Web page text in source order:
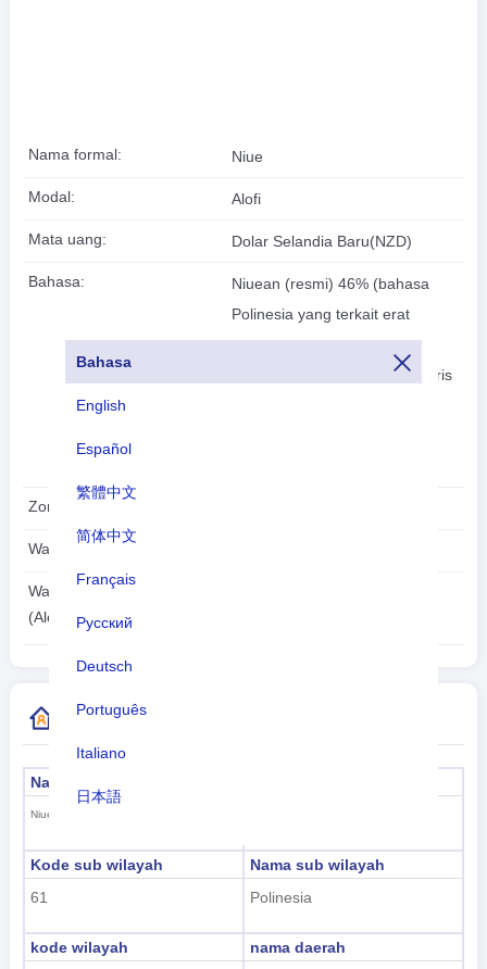
Bahasa
English
Español
繁體中文
简体中文
Français
Русский
Deutsch
Português
Italiano
日本語
tiếng Việt
Nama formal: Niue
Modal: Alofi
Mata uang: Dolar Selandia Baru(NZD)
Bahasa:
Niuean (resmi) 46% (bahasa
Polinesia yang terkait erat
dengan Tonga dan Samoa),
Niuean dan Inggris 32%, Inggris
Zona waktu:
Waktu musim panas:
Waktu lokal:
(Alofi)
Informasi Kode Negara Lainnya
Nama formal
Niue
Kode sub wilayah
61
Nama sub wilayah
Polinesia
kode wilayah
nama daerah